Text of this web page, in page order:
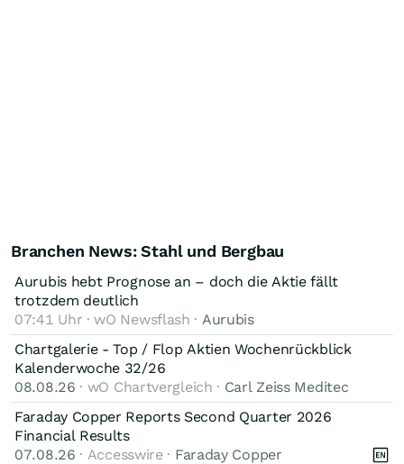
Branchen News: Stahl und Bergbau
Aurubis hebt Prognose an – doch die Aktie fällt
trotzdem deutlich
07:41 Uhr · wO Newsflash · Aurubis
Chartgalerie - Top / Flop Aktien Wochenrückblick
Kalenderwoche 32/26
08.08.26 · wO Chartvergleich · Carl Zeiss Meditec
Faraday Copper Reports Second Quarter 2026
Financial Results
07.08.26 · Accesswire · Faraday Copper